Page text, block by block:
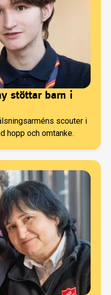
stöttar barn i
scouter i
hopp och omtanke.